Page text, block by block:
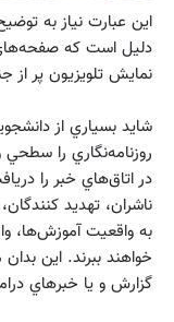
اين عبارت نياز به
دلیل است که
نمایش تلویزیون پر
شايد بسياري از
روزنامه‌نگاري را سطحي
در اتاق‌هاي خبر را
ناشران، تهديد
به واقعيت آموزش‌ها،
خواهند ببرند. اين
گزارش و يا خبرهاي